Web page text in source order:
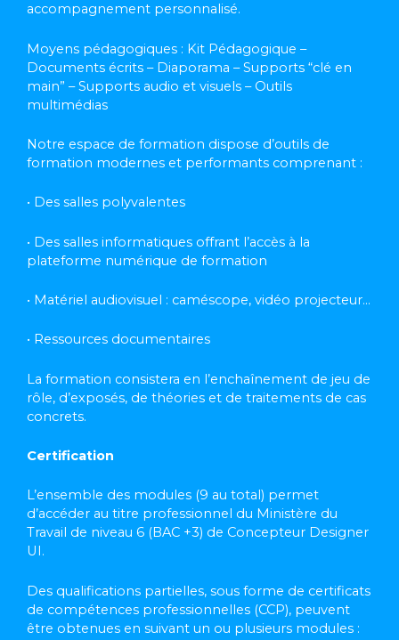
accompagnement personnalisé.
Moyens pédagogiques : Kit Pédagogique –
Documents écrits – Diaporama – Supports “clé en
main” – Supports audio et visuels – Outils
multimédias
Notre espace de formation dispose d’outils de
formation modernes et performants comprenant :
• Des salles polyvalentes
• Des salles informatiques offrant l’accès à la
plateforme numérique de formation
• Matériel audiovisuel : caméscope, vidéo projecteur…
• Ressources documentaires
La formation consistera en l’enchaînement de jeu de
rôle, d’exposés, de théories et de traitements de cas
concrets.
Certification
L’ensemble des modules (9 au total) permet
d’accéder au titre professionnel du Ministère du
Travail de niveau 6 (BAC +3) de Concepteur Designer
UI.
Des qualifications partielles, sous forme de certificats
de compétences professionnelles (CCP), peuvent
être obtenues en suivant un ou plusieurs modules :